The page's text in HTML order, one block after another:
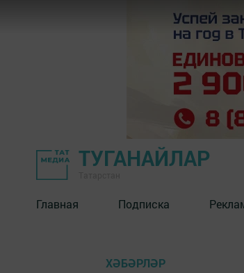
ТУГАНАЙЛАР
Главная Подписка
ХӘБӘРЛӘР